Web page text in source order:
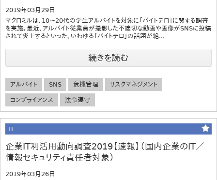
2019年03月29日
マクロミルは、10～20代の学生アルバイトを対象に「バイトテロ」に関する調査
を実施。最近、アルバイト従業員が撮影した不適切な動画や画像がSNSに投稿
されて炎上するといった、いわゆる「バイトテロ」の話題が絶...
続きを読む
アルバイト SNS 危機管理 リスクマネジメント
コンプライアンス 法令遵守
IT
企業IT利活用動向調査2019【速報】（国内企業のIT／
情報セキュリティ責任者対象）
2019年03月26日